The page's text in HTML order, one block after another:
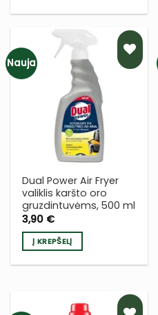
Nauja
SĄRAŠĄ
Dual Power Air Fryer
valiklis karšto oro
gruzdintuvėms, 500 ml
3,90 €
Į KREPŠELĮ